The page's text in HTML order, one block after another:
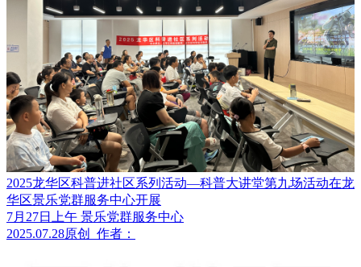
2025龙华区科普进社区系列活动—科普大讲堂第九场活动在龙
华区景乐党群服务中心开展
7月27日上午 景乐党群服务中心
2025.07.28原创 作者：